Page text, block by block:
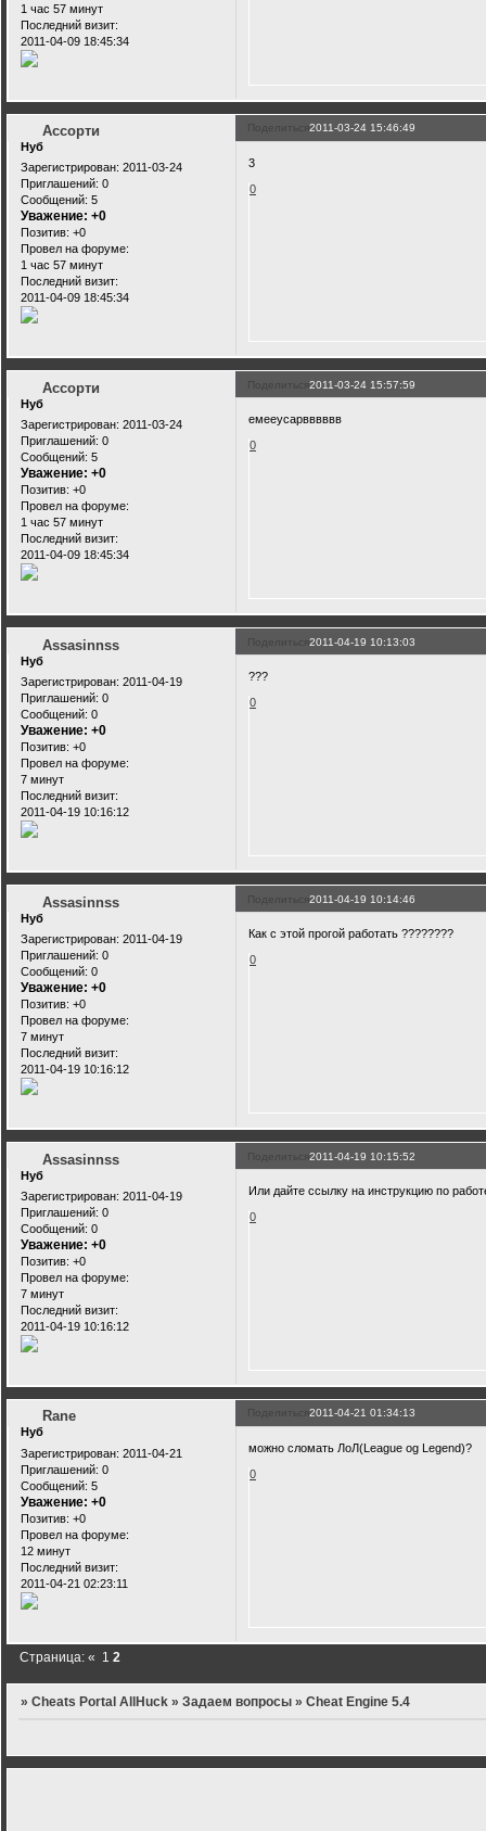
1 час 57 минут
Последний визит:
2011-04-09 18:45:34
Поделиться2011-03-24 15:46:49
Ассорти
Нуб
Зарегистрирован: 2011-03-24
Приглашений: 0
Сообщений: 5
Уважение: +0
Позитив: +0
Провел на форуме:
1 час 57 минут
Последний визит:
2011-04-09 18:45:34
3
0
Поделиться2011-03-24 15:57:59
Ассорти
Нуб
Зарегистрирован: 2011-03-24
Приглашений: 0
Сообщений: 5
Уважение: +0
Позитив: +0
Провел на форуме:
1 час 57 минут
Последний визит:
2011-04-09 18:45:34
емееусарвввввв
0
Поделиться2011-04-19 10:13:03
Assasinnss
Нуб
Зарегистрирован: 2011-04-19
Приглашений: 0
Сообщений: 0
Уважение: +0
Позитив: +0
Провел на форуме:
7 минут
Последний визит:
2011-04-19 10:16:12
???
0
Поделиться2011-04-19 10:14:46
Assasinnss
Нуб
Зарегистрирован: 2011-04-19
Приглашений: 0
Сообщений: 0
Уважение: +0
Позитив: +0
Провел на форуме:
7 минут
Последний визит:
2011-04-19 10:16:12
Как с этой прогой работать ????????
0
Поделиться2011-04-19 10:15:52
Assasinnss
Нуб
Зарегистрирован: 2011-04-19
Приглашений: 0
Сообщений: 0
Уважение: +0
Позитив: +0
Провел на форуме:
7 минут
Последний визит:
2011-04-19 10:16:12
Или дайте ссылку на инструкцию по
0
Поделиться2011-04-21 01:34:13
Rane
Нуб
Зарегистрирован: 2011-04-21
Приглашений: 0
Сообщений: 5
Уважение: +0
Позитив: +0
Провел на форуме:
12 минут
Последний визит:
2011-04-21 02:23:11
можно сломать ЛоЛ(League og Legend)?
0
Страница:« 1 2
»Cheats Portal AllHuck »Задаем вопросы »Cheat Engine 5.4